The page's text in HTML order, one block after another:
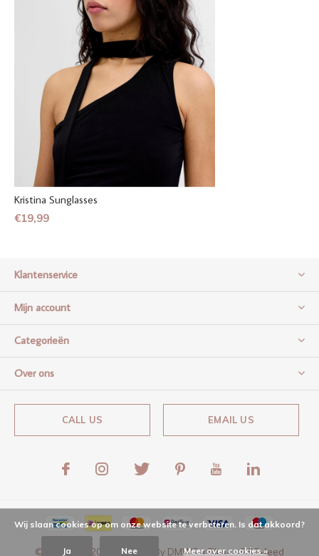
Kristina Sunglasses
€19,99
Klantenservice
Mijn account
Categorieën
Over ons
CALL US EMAIL US
© Copyright 2026 - Theme By DMWSxPlus+-RSS-feed
Wij slaan cookies op om onze website te verbeteren. Is dat akkoord?
Ja Nee Meer over cookies »